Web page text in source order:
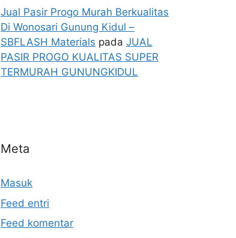
Jual Pasir Progo Murah Berkualitas
Di Wonosari Gunung Kidul –
SBFLASH Materials pada JUAL
PASIR PROGO KUALITAS SUPER
TERMURAH GUNUNGKIDUL
Meta
Masuk
Feed entri
Feed komentar